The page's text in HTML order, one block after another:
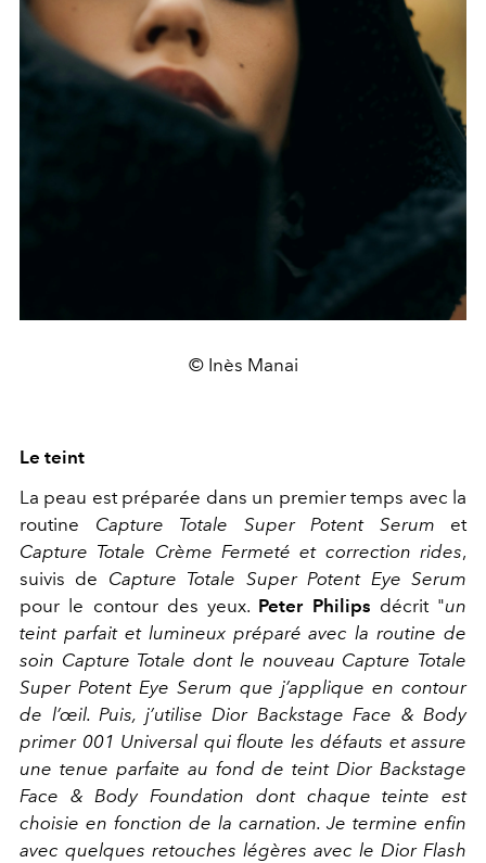
© Inès Manai
Le teint
La peau est préparée dans un premier temps avec la
routine Capture Totale Super Potent Serum et
Capture Totale Crème Fermeté et correction rides,
suivis de Capture Totale Super Potent Eye Serum
pour le contour des yeux. Peter Philips décrit "un
teint parfait et lumineux préparé avec la routine de
soin Capture Totale dont le nouveau Capture Totale
Super Potent Eye Serum que j’applique en contour
de l’œil. Puis, j’utilise Dior Backstage Face & Body
primer 001 Universal qui floute les défauts et assure
une tenue parfaite au fond de teint Dior Backstage
Face & Body Foundation dont chaque teinte est
choisie en fonction de la carnation. Je termine enfin
avec quelques retouches légères avec le Dior Flash